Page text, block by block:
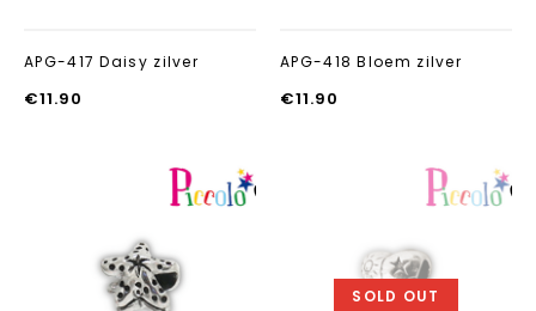
APG-417 Daisy zilver
€11.90
APG-418 Bloem zilver
€11.90
SOLD OUT